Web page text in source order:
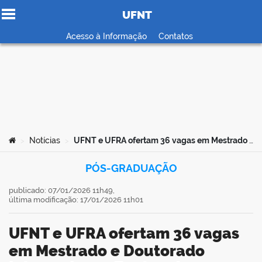
Ir para o conteúdo
UFNT
Acesso à Informação Contatos
Você está aqui:
Notícias UFNT e UFRA ofertam 36 vagas em Mestrado e Doutorado Integrado em Zootecnia nos Trópicos
PÓS-GRADUAÇÃO
UFNT e UFRA ofertam 36 vagas
em Mestrado e Doutorado
publicado: 07/01/2026 11h49,
última modificação: 17/01/2026 11h01